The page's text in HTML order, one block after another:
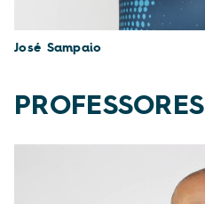
José Sampaio
PROFESSORES